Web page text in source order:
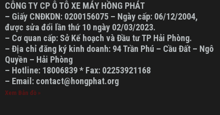
CÔNG TY CP Ô TÔ XE MÁY HỒNG PHÁT
– Giấy CNĐKDN: 0200156075 – Ngày cấp: 06/12/2004,
được sửa đổi lần thứ 10 ngày 02/03/2023.
– Cơ quan cấp: Sở Kế hoạch và Đầu tư TP Hải Phòng.
– Địa chỉ đăng ký kinh doanh: 94 Trần Phú – Cầu Đất – Ngô
Quyền – Hải Phòng
– Hotline: 18006839 * Fax: 02253921168
– Email: contact@hongphat.org
Xem Bản đồ »